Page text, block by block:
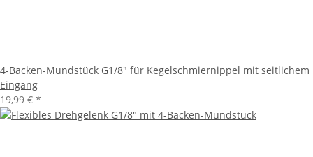
4-Backen-Mundstück G1/8" für Kegelschmiernippel mit seitlichem
Eingang
19,99 € *